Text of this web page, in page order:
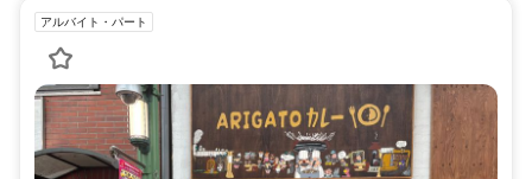
アルバイト・パート